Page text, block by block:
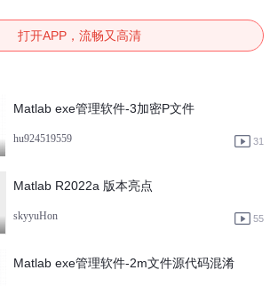
打开APP，流畅又高清
Matlab exe管理软件-3加密P文件
hu924519559 31
Matlab R2022a 版本亮点
skyyuHon 55
Matlab exe管理软件-2m文件源代码混淆